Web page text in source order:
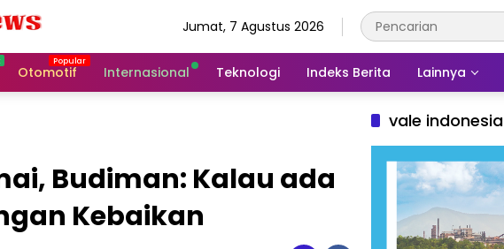
Jumat, 7 Agustus 2026
Otomotif Internasional Teknologi Indeks Berita Lainnya
Budiman: Kalau ada
Kebaikan
vale indonesia